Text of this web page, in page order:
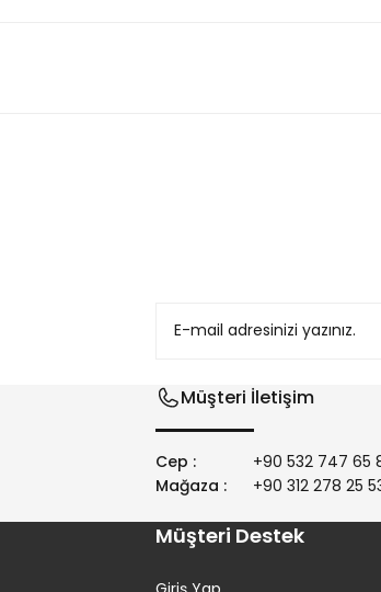
Müşteri İletişim
Cep :
+90 532 747 65
Mağaza :
+90 312 278 25
Müşteri Destek